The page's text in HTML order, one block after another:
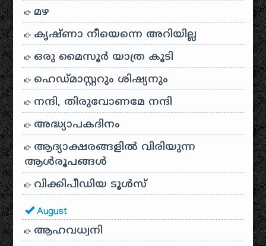
മഴ
കൃഷ്ണാ നീയെന്നെ അറിയില്ല
ഒരു മൈസൂർ യാത്ര കൂടി
ഹെഡ്മാസ്റ്ററും ശിഷ്യനും
നന്ദി, തിരുവോണമേ നന്ദി
അദ്ധ്യാപകദിനം
ആദ്യാക്ഷരങ്ങളിൽ വിരിയുന്ന
ആൾരൂപങ്ങൾ
വിക്കിപീഡിയ ടൂൾസ്
August
ആഹവധ്വനി